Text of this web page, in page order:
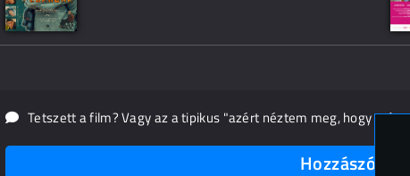
Tetszett a film? Vagy az a tipikus "azért néztem meg, hogy